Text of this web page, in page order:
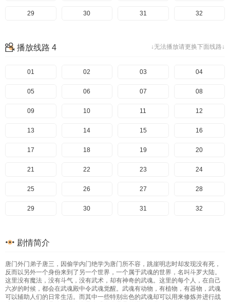
109 110 111 112
117
121 122 123 124
125 126 127 128
129 130 131 132
133 134 135 136
137 138 139 140
141 142 143 144
145 146 147 148
149 150 151 152
157
161 162 163 164
165 166 167 168
69 70 71 72
77
81 82 83 84
85 86 87 88
89 90 91 92
93 94 95 96
97 98 99 100
101 102 103 104
105 106 107 108
109 110 111 112
117
121 122 123 124
125 126 127 128
29 30 31 32
37
41 42 43 44
45 46 47 48
49 50 51 52
53 54 55 56
57 58 59 60
61 62 63 64
65 66 67 68
69 70 71 72
77
81 82 83 84
85 86 87 88
↓无法播放请更换下面线路↓
播放线路 4
01 02 03 04
05 06 07 08
09 10 11 12
13 14 15 16
17 18 19 20
21 22 23 24
25 26 27 28
29 30 31 32
37
41 42 43 44
45 46 47 48
剧情简介
唐门外门弟子唐三，因偷学内门绝学为唐门所不容，跳崖明志时却发现没有死，
反而以另外一个身份来到了另一个世界，一个属于武魂的世界，名叫斗罗大陆。
这里没有魔法，没有斗气，没有武术，却有神奇的武魂。这里的每个人，在自己
六岁的时候，都会在武魂殿中令武魂觉醒。武魂有动物，有植物，有器物，武魂
可以辅助人们的日常生活。而其中一些特别出色的武魂却可以用来修炼并进行战